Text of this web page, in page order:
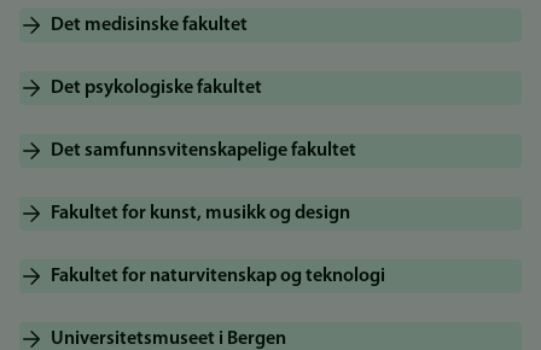
Det medisinske fakultet
Det psykologiske fakultet
Det samfunnsvitenskapelige fakultet
Fakultet for kunst, musikk og design
Fakultet for naturvitenskap og teknologi
Universitetsmuseet i Bergen